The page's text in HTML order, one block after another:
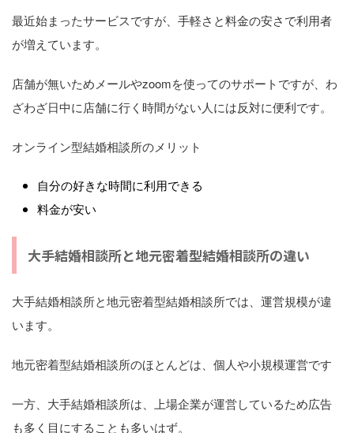
最近始まったサービスですが、手軽さと料金の安さで利用者
が増えています。
店舗が無いためメールやzoomを使ってのサポートですが、わ
ざわざ日中に店舗に行く時間がない人には反対に便利です。
オンライン型結婚相談所のメリット
自分の好きな時間に利用できる
料金が安い
大手結婚相談所と地元密着型結婚相談所の違い
大手結婚相談所と地元密着型結婚相談所では、運営規模が違
います。
地元密着型結婚相談所のほとんどは、個人や小規模運営です
一方、大手結婚相談所は、上場企業が運営しているため広告
も多く目にすることも多いはず。